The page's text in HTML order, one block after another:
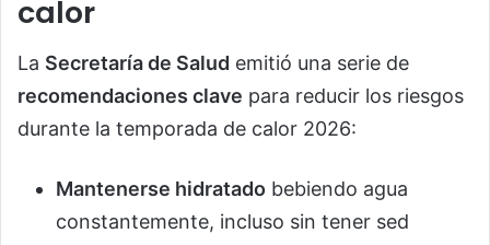
calor
La Secretaría de Salud emitió una serie de
recomendaciones clave para reducir los riesgos
durante la temporada de calor 2026:
Mantenerse hidratado bebiendo agua
constantemente, incluso sin tener sed